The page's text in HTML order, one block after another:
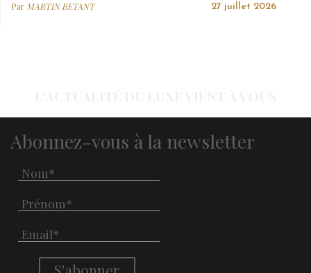
ParMARTIN BETANT 27 juillet 2026
Abonnez-vous à la newsletter